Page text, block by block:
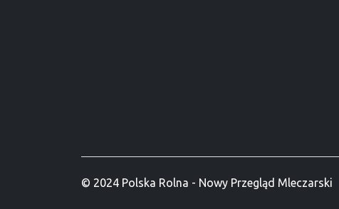
© 2024 Polska Rolna - Nowy Przegląd Mleczarski